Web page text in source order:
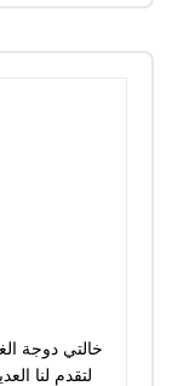
خالتي دوجة
لتقدم لنا